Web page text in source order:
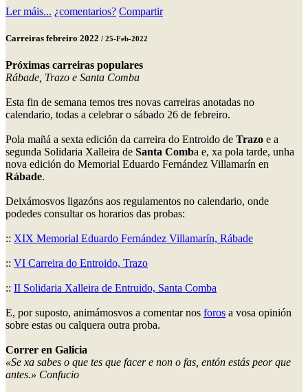
Ler máis... ¿comentarios? Compartir
Carreiras febreiro 2022 / 25-Feb-2022
Próximas carreiras populares
Rábade, Trazo e Santa Comba
Esta fin de semana temos tres novas carreiras anotadas no
calendario, todas a celebrar o sábado 26 de febreiro.
Pola mañá a sexta edición da carreira do Entroido de Trazo e a
segunda Solidaria Xalleira de Santa Comba e, xa pola tarde, unha
nova edición do Memorial Eduardo Fernández Villamarín en
Rábade.
Deixámosvos ligazóns aos regulamentos no calendario, onde
podedes consultar os horarios das probas:
:: XIX Memorial Eduardo Fernández Villamarín, Rábade
:: VI Carreira do Entroido, Trazo
:: II Solidaria Xalleira de Entruido, Santa Comba
E, por suposto, animámosvos a comentar nos foros a vosa opinión
sobre estas ou calquera outra proba.
Correr en Galicia
«Se xa sabes o que tes que facer e non o fas, entón estás peor que
antes.» Confucio